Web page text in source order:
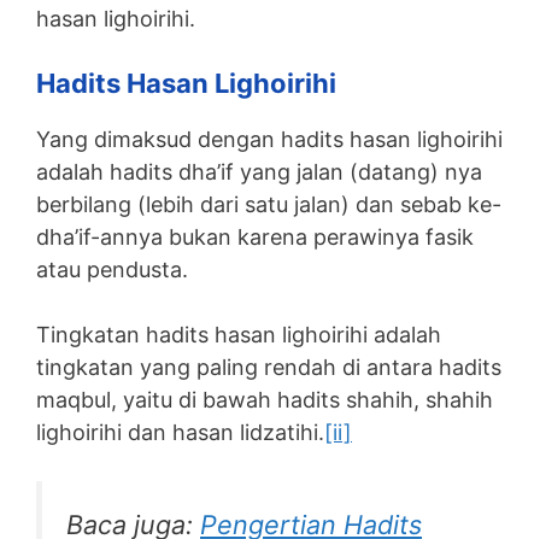
hasan lighoirihi.
Hadits Hasan Lighoirihi
Yang dimaksud dengan hadits hasan lighoirihi
adalah hadits dha’if yang jalan (datang) nya
berbilang (lebih dari satu jalan) dan sebab ke-
dha’if-annya bukan karena perawinya fasik
atau pendusta.
Tingkatan hadits hasan lighoirihi adalah
tingkatan yang paling rendah di antara hadits
maqbul, yaitu di bawah hadits shahih, shahih
lighoirihi dan hasan lidzatihi.[ii]
Baca juga: Pengertian Hadits